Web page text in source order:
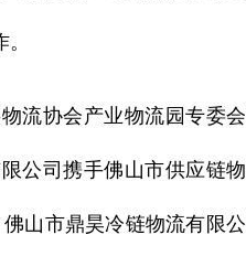
流协会产业物流园专委会
公司携手佛山市供应链物
山市鼎昊冷链物流有限公